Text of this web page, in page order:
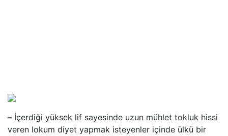
– İçerdiği yüksek lif sayesinde uzun mühlet tokluk hissi
veren lokum diyet yapmak isteyenler içinde ülkü bir